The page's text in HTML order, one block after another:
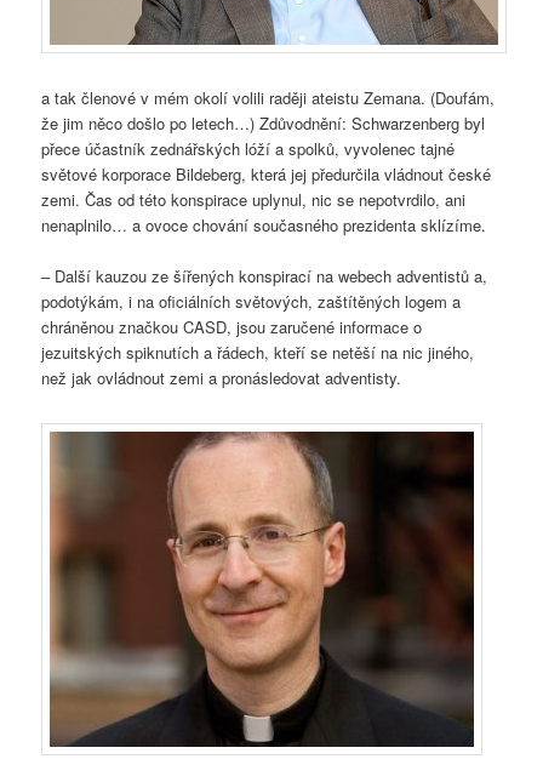
a tak členové v mém okolí volili raději ateistu Zemana. (Doufám,
že jim něco došlo po letech…) Zdůvodnění: Schwarzenberg byl
přece účastník zednářských lóží a spolků, vyvolenec tajné
světové korporace Bildeberg, která jej předurčila vládnout české
zemi. Čas od této konspirace uplynul, nic se nepotvrdilo, ani
nenaplnilo… a ovoce chování současného prezidenta sklízíme.
– Další kauzou ze šířených konspirací na webech adventistů a,
podotýkám, i na oficiálních světových, zaštítěných logem a
chráněnou značkou CASD, jsou zaručené informace o
jezuitských spiknutích a řádech, kteří se netěší na nic jiného,
než jak ovládnout zemi a pronásledovat adventisty.